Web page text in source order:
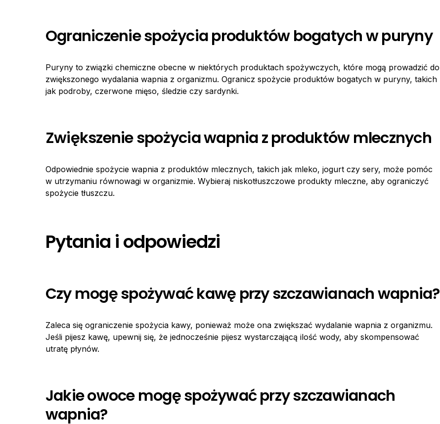
Ograniczenie spożycia produktów bogatych w puryny
Puryny to związki chemiczne obecne w niektórych produktach spożywczych, które mogą prowadzić do
zwiększonego wydalania wapnia z organizmu. Ogranicz spożycie produktów bogatych w puryny, takich
jak podroby, czerwone mięso, śledzie czy sardynki.
Zwiększenie spożycia wapnia z produktów mlecznych
Odpowiednie spożycie wapnia z produktów mlecznych, takich jak mleko, jogurt czy sery, może pomóc
w utrzymaniu równowagi w organizmie. Wybieraj niskotłuszczowe produkty mleczne, aby ograniczyć
spożycie tłuszczu.
Pytania i odpowiedzi
Czy mogę spożywać kawę przy szczawianach wapnia?
Zaleca się ograniczenie spożycia kawy, ponieważ może ona zwiększać wydalanie wapnia z organizmu.
Jeśli pijesz kawę, upewnij się, że jednocześnie pijesz wystarczającą ilość wody, aby skompensować
utratę płynów.
Jakie owoce mogę spożywać przy szczawianach
wapnia?